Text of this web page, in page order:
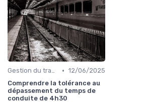
Gestion du trafic • 12/06/2025
Comprendre la tolérance au
dépassement du temps de
conduite de 4h30